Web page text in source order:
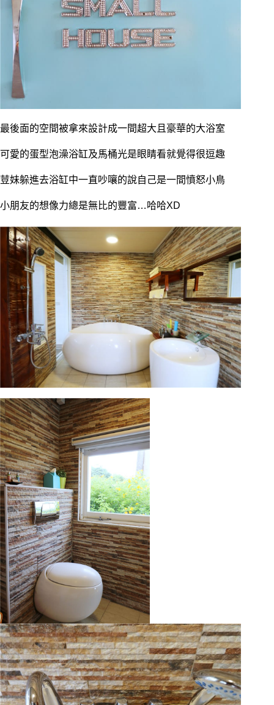
最後面的空間被拿來設計成一間超大且豪華的大浴室
可愛的蛋型泡澡浴缸及馬桶光是眼睛看就覺得很逗趣
荳妹躲進去浴缸中一直吵嚷的說自己是一間憤怒小鳥
小朋友的想像力總是無比的豐富…哈哈XD